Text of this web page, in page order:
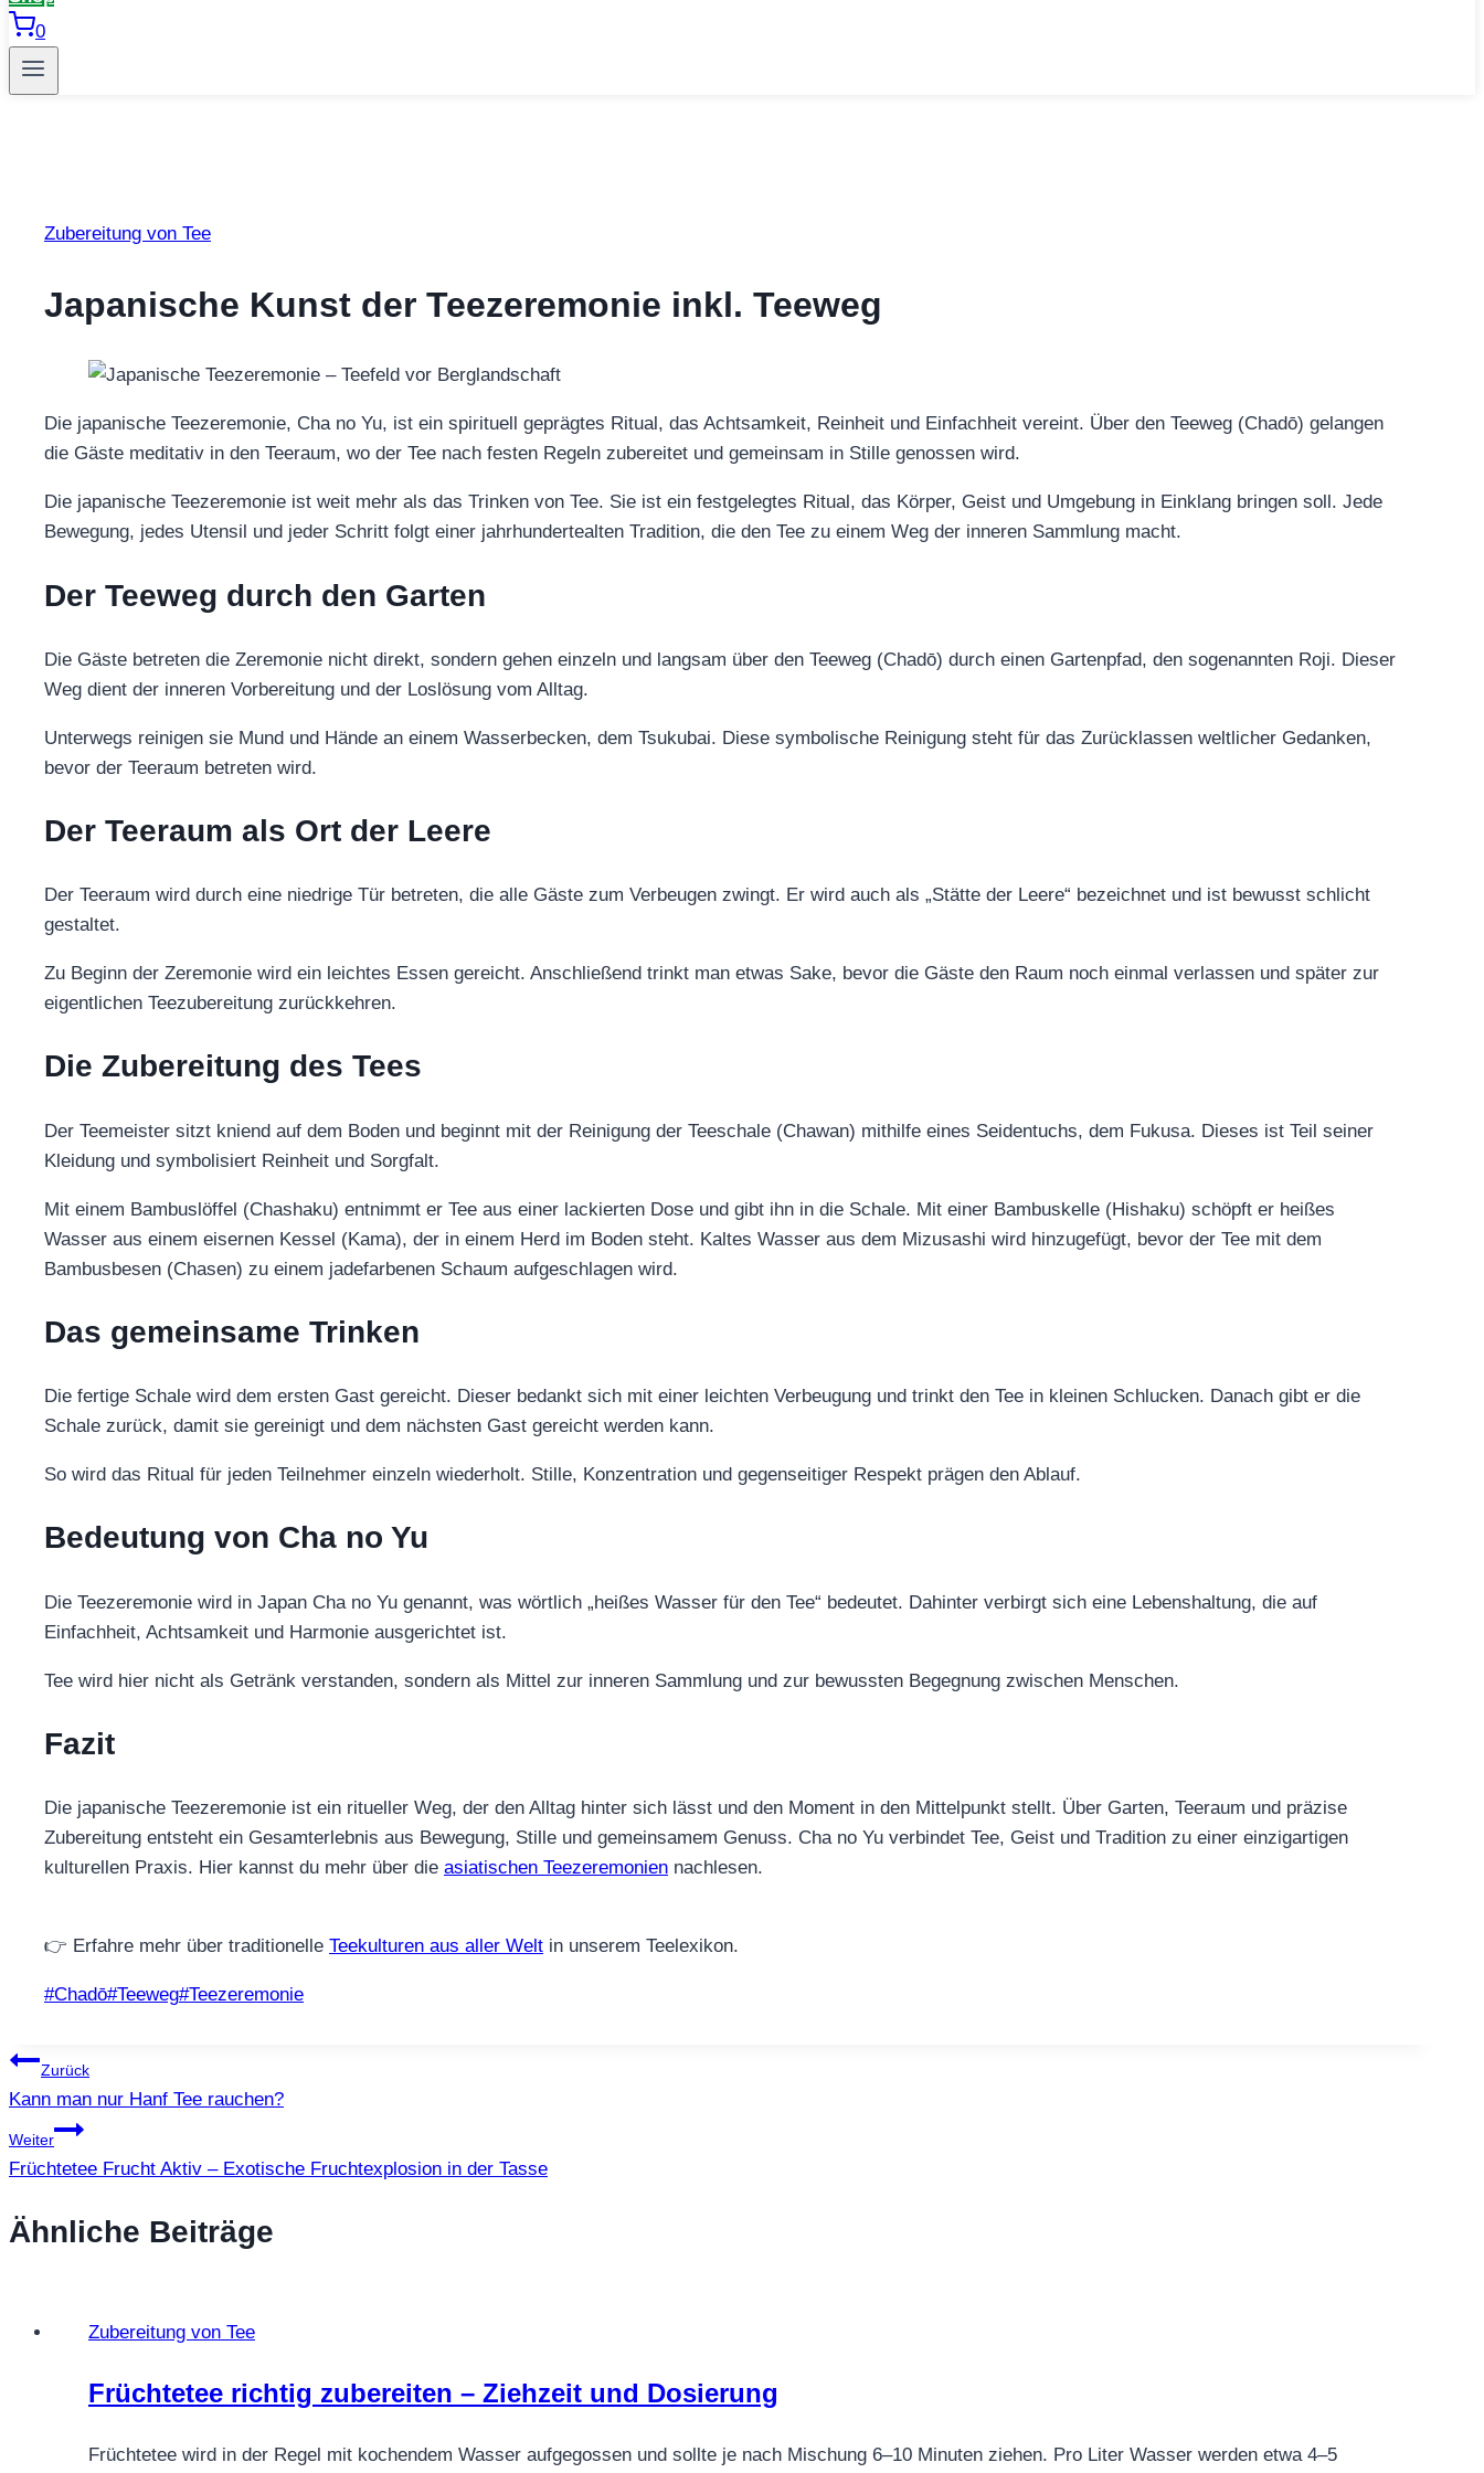
0
Zubereitung von Tee
Japanische Kunst der Teezeremonie inkl. Teeweg
Die japanische Teezeremonie, Cha no Yu, ist ein spirituell geprägtes Ritual, das Achtsamkeit, Reinheit und Einfachheit vereint. Über den Teeweg (Chadō) gelangen
die Gäste meditativ in den Teeraum, wo der Tee nach festen Regeln zubereitet und gemeinsam in Stille genossen wird.
Die japanische Teezeremonie ist weit mehr als das Trinken von Tee. Sie ist ein festgelegtes Ritual, das Körper, Geist und Umgebung in Einklang bringen soll. Jede
Bewegung, jedes Utensil und jeder Schritt folgt einer jahrhundertealten Tradition, die den Tee zu einem Weg der inneren Sammlung macht.
Der Teeweg durch den Garten
Die Gäste betreten die Zeremonie nicht direkt, sondern gehen einzeln und langsam über den Teeweg (Chadō) durch einen Gartenpfad, den sogenannten Roji. Dieser
Weg dient der inneren Vorbereitung und der Loslösung vom Alltag.
Unterwegs reinigen sie Mund und Hände an einem Wasserbecken, dem Tsukubai. Diese symbolische Reinigung steht für das Zurücklassen weltlicher Gedanken,
bevor der Teeraum betreten wird.
Der Teeraum als Ort der Leere
Der Teeraum wird durch eine niedrige Tür betreten, die alle Gäste zum Verbeugen zwingt. Er wird auch als „Stätte der Leere“ bezeichnet und ist bewusst schlicht
gestaltet.
Zu Beginn der Zeremonie wird ein leichtes Essen gereicht. Anschließend trinkt man etwas Sake, bevor die Gäste den Raum noch einmal verlassen und später zur
eigentlichen Teezubereitung zurückkehren.
Die Zubereitung des Tees
Der Teemeister sitzt kniend auf dem Boden und beginnt mit der Reinigung der Teeschale (Chawan) mithilfe eines Seidentuchs, dem Fukusa. Dieses ist Teil seiner
Kleidung und symbolisiert Reinheit und Sorgfalt.
Mit einem Bambuslöffel (Chashaku) entnimmt er Tee aus einer lackierten Dose und gibt ihn in die Schale. Mit einer Bambuskelle (Hishaku) schöpft er heißes
Wasser aus einem eisernen Kessel (Kama), der in einem Herd im Boden steht. Kaltes Wasser aus dem Mizusashi wird hinzugefügt, bevor der Tee mit dem
Bambusbesen (Chasen) zu einem jadefarbenen Schaum aufgeschlagen wird.
Das gemeinsame Trinken
Die fertige Schale wird dem ersten Gast gereicht. Dieser bedankt sich mit einer leichten Verbeugung und trinkt den Tee in kleinen Schlucken. Danach gibt er die
Schale zurück, damit sie gereinigt und dem nächsten Gast gereicht werden kann.
So wird das Ritual für jeden Teilnehmer einzeln wiederholt. Stille, Konzentration und gegenseitiger Respekt prägen den Ablauf.
Bedeutung von Cha no Yu
Die Teezeremonie wird in Japan Cha no Yu genannt, was wörtlich „heißes Wasser für den Tee“ bedeutet. Dahinter verbirgt sich eine Lebenshaltung, die auf
Einfachheit, Achtsamkeit und Harmonie ausgerichtet ist.
Tee wird hier nicht als Getränk verstanden, sondern als Mittel zur inneren Sammlung und zur bewussten Begegnung zwischen Menschen.
Fazit
Die japanische Teezeremonie ist ein ritueller Weg, der den Alltag hinter sich lässt und den Moment in den Mittelpunkt stellt. Über Garten, Teeraum und präzise
Zubereitung entsteht ein Gesamterlebnis aus Bewegung, Stille und gemeinsamem Genuss. Cha no Yu verbindet Tee, Geist und Tradition zu einer einzigartigen
kulturellen Praxis. Hier kannst du mehr über die asiatischen Teezeremonien nachlesen.
👉 Erfahre mehr über traditionelle Teekulturen aus aller Welt in unserem Teelexikon.
Schlagworte:
#Chadō#Teeweg#Teezeremonie
Beitragsnavigation
Zurück
Kann man nur Hanf Tee rauchen?
Weiter
Früchtetee Frucht Aktiv – Exotische Fruchtexplosion in der Tasse
Ähnliche Beiträge
Zubereitung von Tee
Früchtetee richtig zubereiten – Ziehzeit und Dosierung
Früchtetee wird in der Regel mit kochendem Wasser aufgegossen und sollte je nach Mischung 6–10 Minuten ziehen. Pro Liter Wasser werden etwa 4–5